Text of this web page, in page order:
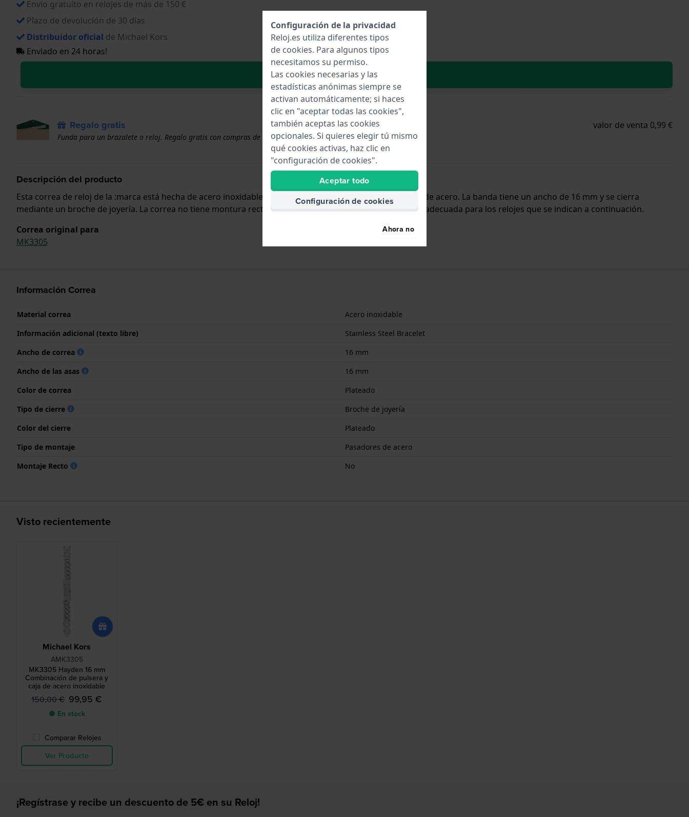
Envío gratuito en relojes de más de 150 €
Plazo de devolución de 30 días
Distribuidor oficial de Michael Kors
Enviado en 24 horas!
Añadir al carrito
Regalo gratis valor de venta 0,99 €
Funda para un brazalete o reloj. Regalo gratis con compras de correas superiores a 50 €
Descripción del producto
Esta correa de reloj de la :marca está hecha de acero inoxidable y se adjunta al reloj mediante pasadores de acero. La banda tiene un ancho de 16 mm y se cierra
mediante un broche de joyería. La correa no tiene montura recta, lo que significa que esta correa sólo es adecuada para los relojes que se indican a continuación.
Correa original para
MK3305
Información Correa
Material correa
Acero inoxidable
Información adicional (texto libre)
Stainless Steel Bracelet
Ancho de correa
16 mm
Ancho de las asas
16 mm
Color de correa
Plateado
Tipo de cierre
Broche de joyería
Color del cierre
Plateado
Tipo de montaje
Pasadores de acero
Montaje Recto
No
Visto recientemente
Michael Kors
AMK3305
MK3305 Hayden 16 mm
Combinación de pulsera y
caja de acero inoxidable
150,00 € 99,95 €
● En stock
Comparar Relojes
Ver Producto
¡Regístrase y recibe un descuento de 5€ en su Reloj!
Configuración de la privacidad
Reloj.es utiliza diferentes tipos
de cookies. Para algunos tipos
necesitamos su permiso.
Las cookies necesarias y las
estadísticas anónimas siempre se
activan automáticamente; si haces
clic en "aceptar todas las cookies",
también aceptas las cookies
opcionales. Si quieres elegir tú mismo
qué cookies activas, haz clic en
"configuración de cookies".
Aceptar todo
Configuración de cookies
Ahora no